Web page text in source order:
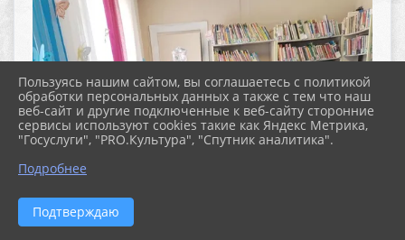
Пользуясь нашим сайтом, вы соглашаетесь с политикой
обработки персональных данных а также с тем что наш
веб-сайт и другие подключенные к веб-сайту сторонние
сервисы используют cookies такие как Яндекс Метрика,
"Госуслуги", "PRO.Культура", "Спутник аналитика".
Подробнее
Подтверждаю